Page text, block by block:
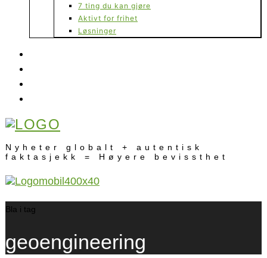
7 ting du kan gjøre
Aktivt for frihet
Løsninger
Nyheter globalt + autentisk
faktasjekk = Høyere bevissthet
Bla i tag
geoengineering